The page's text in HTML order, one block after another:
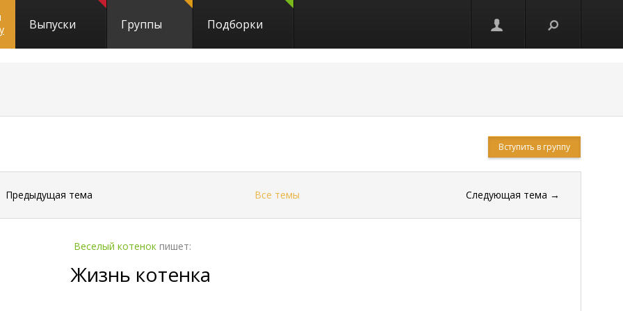
Выпуски Группы Подборки
Вступить в группу
Предыдущая тема Все темы Следующая тема →
Веселый котенок пишет:
Жизнь котенка